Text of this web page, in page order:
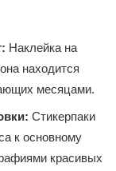
Наклейка на
находится
месяцами.
Стикерпаки
к основному
красивых